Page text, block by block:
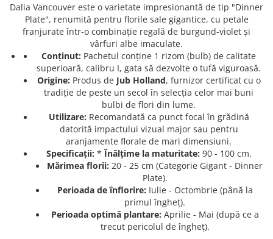
Bulbi de Narcise
Bulbi de Ranunculus
Bulbi de Zambile
Bulbi de Zantedeschia
Bulbi Sparaxis
Seminte de Flori
Seminte de Ierburi
Seminte de Legume/Fructe
Dalia Vancouver este o varietate impresionantă de tip "Dinner
Plate", renumită pentru florile sale gigantice, cu petale
franjurate într-o combinație regală de burgund-violet și
vârfuri albe imaculate.
Conținut: Pachetul conține 1 rizom (bulb) de calitate
superioară, calibru I, gata să dezvolte o tufă viguroasă.
Origine: Produs de Jub Holland, furnizor certificat cu o
tradiție de peste un secol în selecția celor mai buni
bulbi de flori din lume.
Utilizare: Recomandată ca punct focal în grădină
datorită impactului vizual major sau pentru
aranjamente florale de mari dimensiuni.
Specificații: *Înălțime la maturitate: 90 - 100 cm.
Mărimea florii: 20 - 25 cm (Categorie Gigant - Dinner
Plate).
Perioada de înflorire: Iulie - Octombrie (până la
primul îngheț).
Perioada optimă plantare: Aprilie - Mai (după ce a
trecut pericolul de îngheț).